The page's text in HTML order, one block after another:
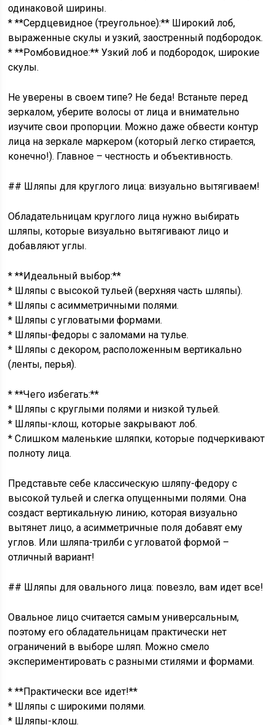
одинаковой ширины.
* **Сердцевидное (треугольное):** Широкий лоб,
выраженные скулы и узкий, заостренный подбородок.
* **Ромбовидное:** Узкий лоб и подбородок, широкие
скулы.
Не уверены в своем типе? Не беда! Встаньте перед
зеркалом, уберите волосы от лица и внимательно
изучите свои пропорции. Можно даже обвести контур
лица на зеркале маркером (который легко стирается,
конечно!). Главное – честность и объективность.
## Шляпы для круглого лица: визуально вытягиваем!
Обладательницам круглого лица нужно выбирать
шляпы, которые визуально вытягивают лицо и
добавляют углы.
* **Идеальный выбор:**
* Шляпы с высокой тульей (верхняя часть шляпы).
* Шляпы с асимметричными полями.
* Шляпы с угловатыми формами.
* Шляпы-федоры с заломами на тулье.
* Шляпы с декором, расположенным вертикально
(ленты, перья).
* **Чего избегать:**
* Шляпы с круглыми полями и низкой тульей.
* Шляпы-клош, которые закрывают лоб.
* Слишком маленькие шляпки, которые подчеркивают
полноту лица.
Представьте себе классическую шляпу-федору с
высокой тульей и слегка опущенными полями. Она
создаст вертикальную линию, которая визуально
вытянет лицо, а асимметричные поля добавят ему
углов. Или шляпа-трилби с угловатой формой –
отличный вариант!
## Шляпы для овального лица: повезло, вам идет все!
Овальное лицо считается самым универсальным,
поэтому его обладательницам практически нет
ограничений в выборе шляп. Можно смело
экспериментировать с разными стилями и формами.
* **Практически все идет!**
* Шляпы с широкими полями.
* Шляпы-клош.